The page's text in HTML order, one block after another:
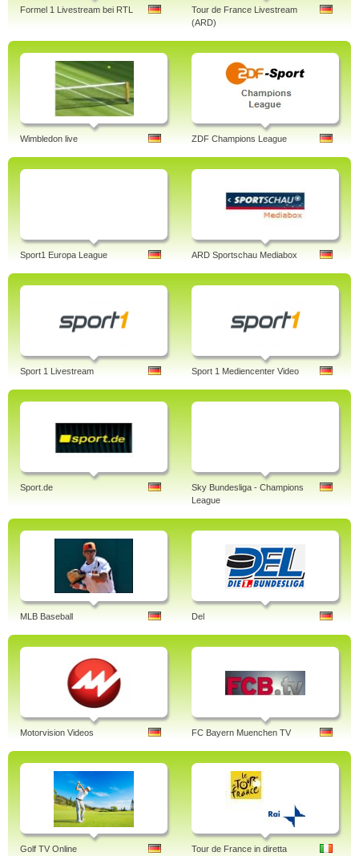
Formel 1 Livestream bei RTL
Tour de France Livestream
(ARD)
Wimbledon live ZDF Champions League
Sport1 Europa League ARD Sportschau Mediabox
Sport 1 Livestream Sport 1 Mediencenter Video
Sport.de
Sky Bundesliga - Champions
League
MLB Baseball Del
Motorvision Videos FC Bayern Muenchen TV
Golf TV Online
Tour de France in diretta